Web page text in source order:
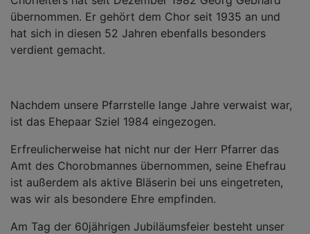
übernommen. Er gehört dem Chor seit 1935 an und
hat sich in diesen 52 Jahren ebenfalls besonders
verdient gemacht.
Nachdem unsere Pfarrstelle lange Jahre verwaist war,
ist das Ehepaar Sziel 1984 eingezogen.
Erfreulicherweise hat nicht nur der Herr Pfarrer das
Amt des Chorobmannes übernommen, seine Ehefrau
ist außerdem als aktive Bläserin bei uns eingetreten,
was wir als besondere Ehre empfinden.
Am Tag der 60jährigen Jubiläumsfeier besteht unser